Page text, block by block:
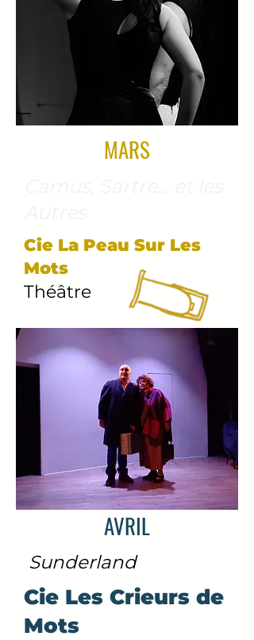
MARS
Cie La Peau Sur Les
Mots
Théâtre
AVRIL
Sunderland
Cie Les Crieurs de
Mots